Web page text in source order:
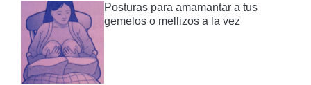
Posturas para amamantar a tus
gemelos o mellizos a la vez